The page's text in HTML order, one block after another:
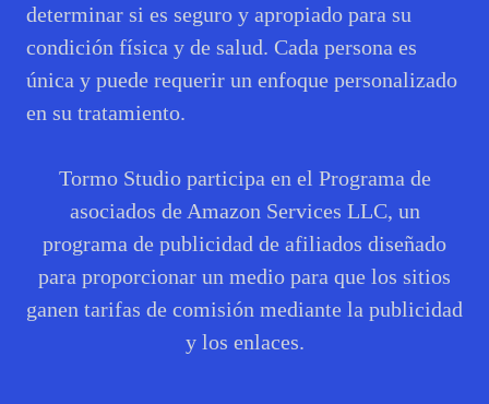
determinar si es seguro y apropiado para su
condición física y de salud. Cada persona es
única y puede requerir un enfoque personalizado
en su tratamiento.
Tormo Studio participa en el Programa de
asociados de Amazon Services LLC, un
programa de publicidad de afiliados diseñado
para proporcionar un medio para que los sitios
ganen tarifas de comisión mediante la publicidad
y los enlaces.